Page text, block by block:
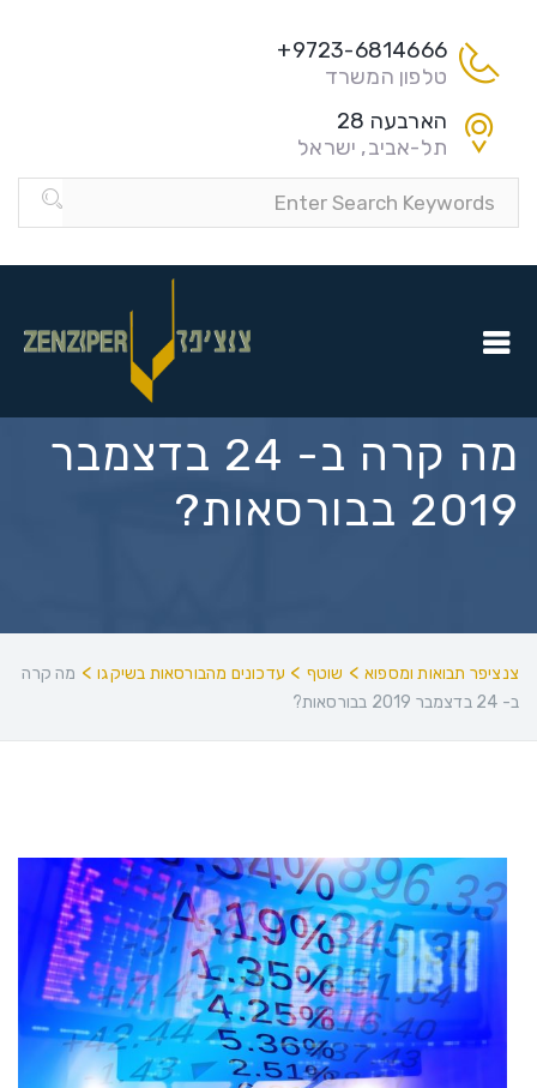
9723-6814666+
טלפון המשרד
הארבעה 28
תל-אביב, ישראל
מה קרה ב- 24 בדצמבר
2019 בבורסאות?
צנציפר תבואות ומספוא > שוטף > עדכונים מהבורסאות בשיקגו> מה קרה
ב- 24 בדצמבר 2019 בבורסאות?